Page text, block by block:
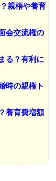
親権や養育
会交流権の
る？有利に
時の親権ト
養育費増額